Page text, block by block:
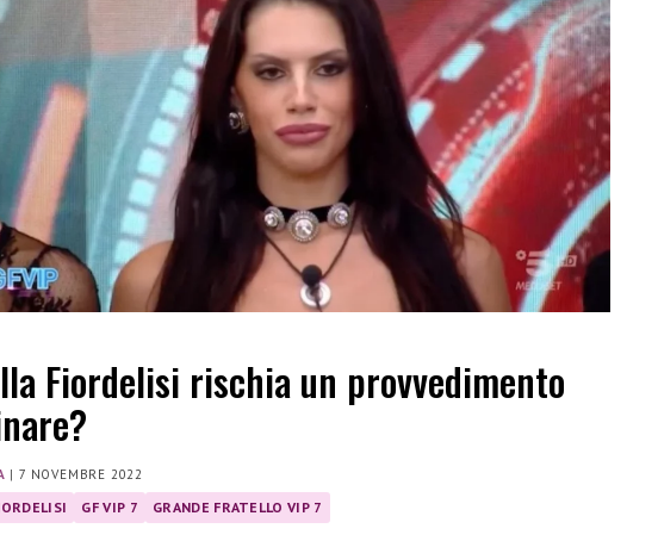
Fiordelisi rischia un provvedimento
|7 NOVEMBRE 2022
GF VIP 7 GRANDE FRATELLO VIP 7